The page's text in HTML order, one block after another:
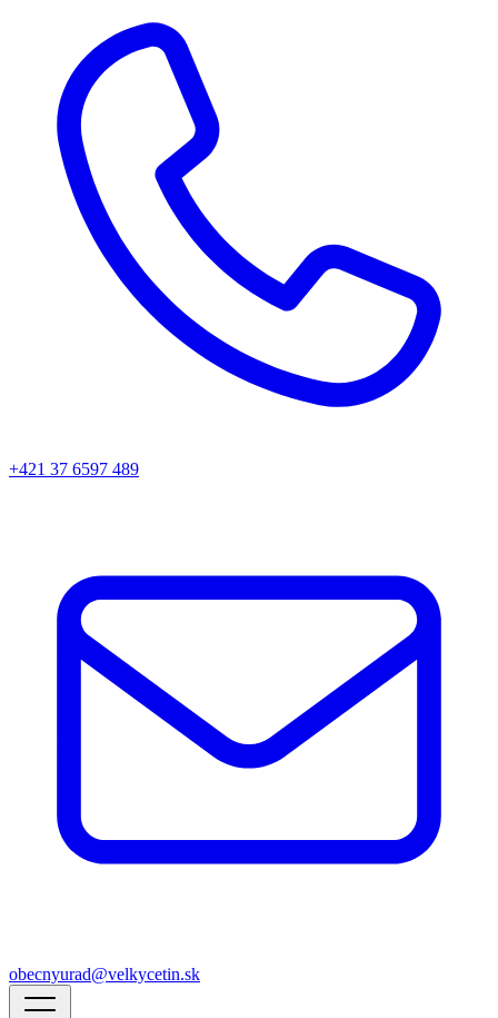
+421 37 6597 489
obecnyurad@velkycetin.sk